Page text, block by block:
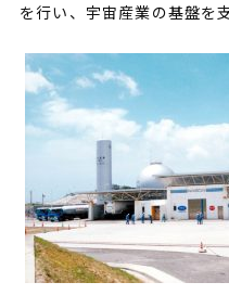
を行い、宇宙産業の基盤を